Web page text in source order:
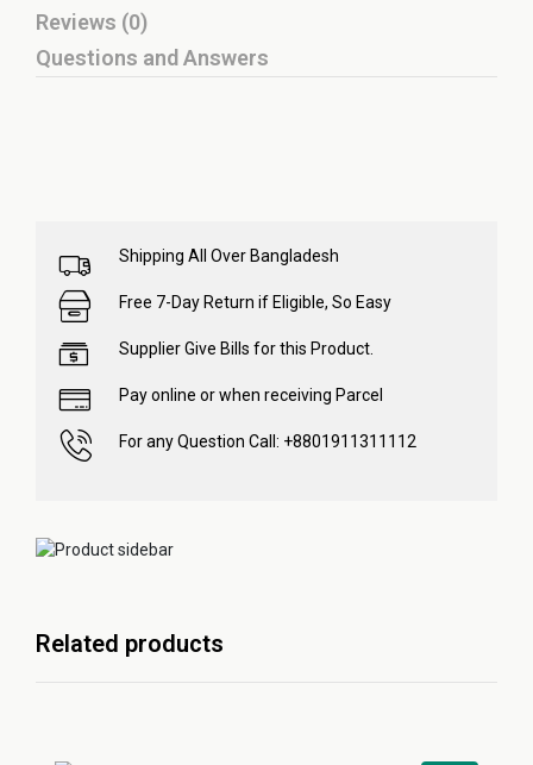
Reviews (0)
Questions and Answers
Shipping All Over Bangladesh
Free 7-Day Return if Eligible, So Easy
Supplier Give Bills for this Product.
Pay online or when receiving Parcel
For any Question Call: +8801911311112
Related products